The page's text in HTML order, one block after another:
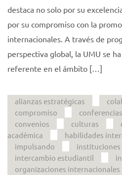
destaca no solo por su
por su compromiso con la
internacionales. A través de
perspectiva global, la UMU se
referente en el ámbito […]
alianzas estratégicas
compromiso
convenios
culturas
académica
habilidades
impulsando
instituciones
intercambio estudiantil
organizaciones internacionales